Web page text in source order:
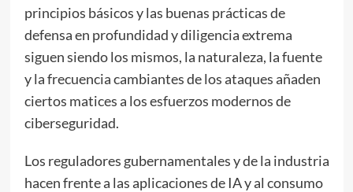
principios básicos y las buenas prácticas de
defensa en profundidad y diligencia extrema
siguen siendo los mismos, la naturaleza, la fuente
y la frecuencia cambiantes de los ataques añaden
ciertos matices a los esfuerzos modernos de
ciberseguridad.
Los reguladores gubernamentales y de la industria
hacen frente a las aplicaciones de IA y al consumo